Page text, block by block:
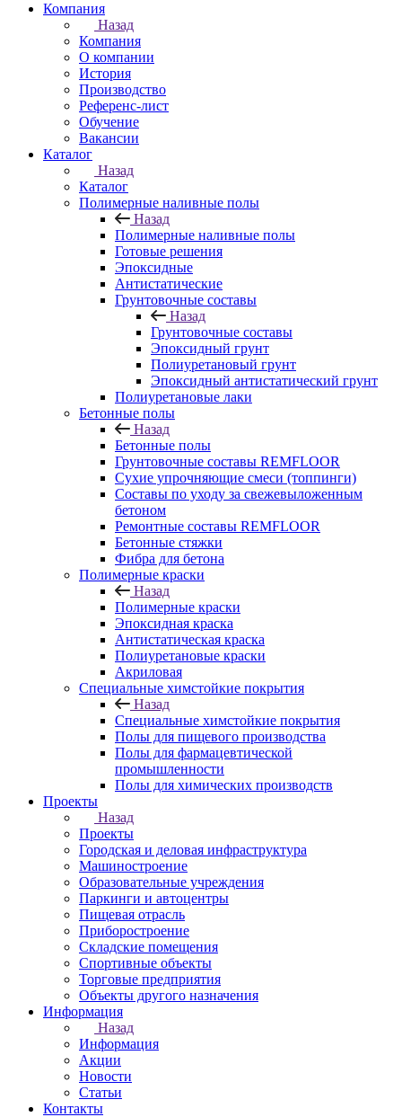
Компания
Назад
Компания
О компании
История
Производство
Референс-лист
Обучение
Вакансии
Каталог
Назад
Каталог
Полимерные наливные полы
Назад
Полимерные наливные полы
Готовые решения
Эпоксидные
Антистатические
Грунтовочные составы
Назад
Грунтовочные составы
Эпоксидный грунт
Полиуретановый грунт
Эпоксидный антистатический грунт
Полиуретановые лаки
Бетонные полы
Назад
Бетонные полы
Грунтовочные составы REMFLOOR
Сухие упрочняющие смеси (топпинги)
Составы по уходу за свежевыложенным
бетоном
Ремонтные составы REMFLOOR
Бетонные стяжки
Фибра для бетона
Полимерные краски
Назад
Полимерные краски
Эпоксидная краска
Антистатическая краска
Полиуретановые краски
Акриловая
Специальные химстойкие покрытия
Назад
Специальные химстойкие покрытия
Полы для пищевого производства
Полы для фармацевтической
промышленности
Полы для химических производств
Проекты
Назад
Проекты
Городская и деловая инфраструктура
Машиностроение
Образовательные учреждения
Паркинги и автоцентры
Пищевая отрасль
Приборостроение
Складские помещения
Спортивные объекты
Торговые предприятия
Объекты другого назначения
Информация
Назад
Информация
Акции
Новости
Статьи
Контакты